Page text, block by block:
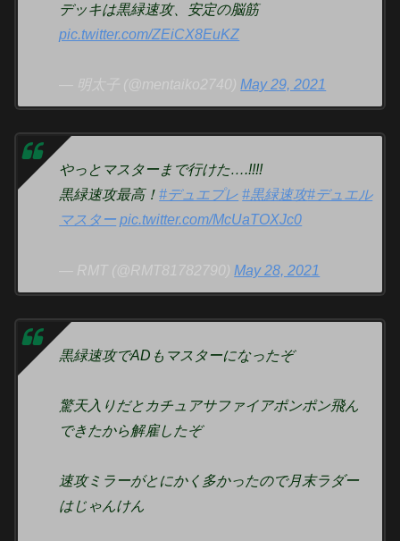
デッキは黒緑速攻、安定の脳筋
pic.twitter.com/ZEiCX8EuKZ
— 明太子 (@mentaiko2740)May 29, 2021
やっとマスターまで行けた….!!!!
黒緑速攻最高！#デュエプレ #黒緑速攻#デュエル
マスター pic.twitter.com/McUaTOXJc0
— RMT (@RMT81782790)May 28, 2021
黒緑速攻でADもマスターになったぞ
驚天入りだとカチュアサファイアポンポン飛ん
できたから解雇したぞ
速攻ミラーがとにかく多かったので月末ラダー
はじゃんけん